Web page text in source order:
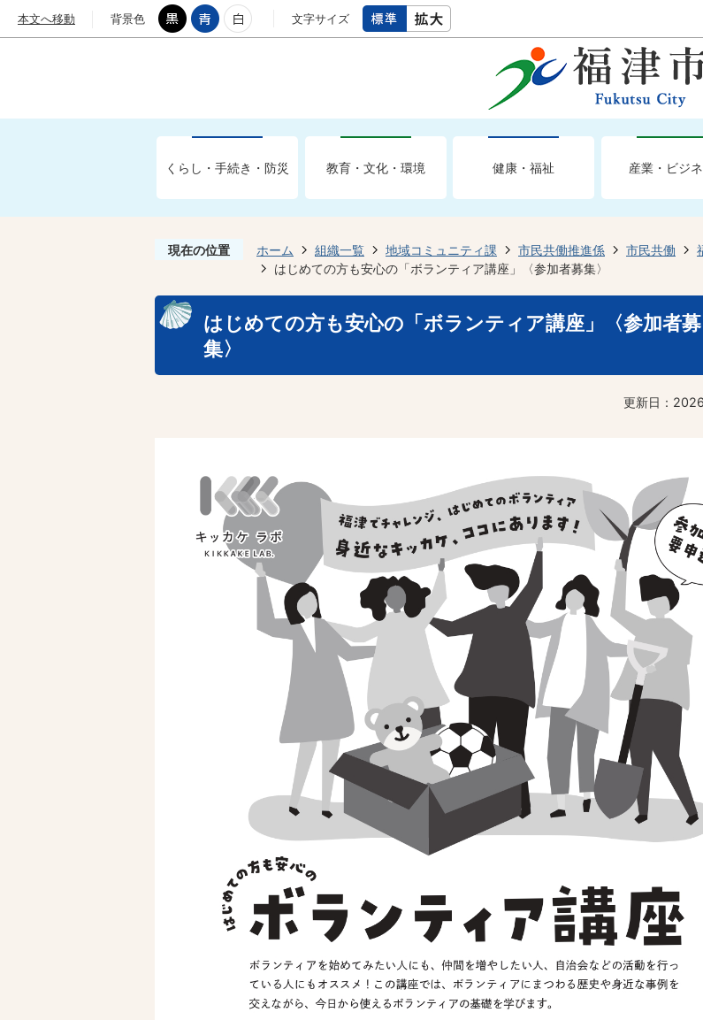
本文へ移動 背景色 文字サイズ
くらし・手続き・防災 教育・文化・環境 健康・福祉 産業・ビジ
現在の位置 ホーム 組織一覧 地域コミュニティ課 市民共働推進係 市民共働
はじめての方も安心の「ボランティア講座」〈参加者募集〉
はじめての方も安心の「ボランティア講座」〈参加者募
集〉
更新日：